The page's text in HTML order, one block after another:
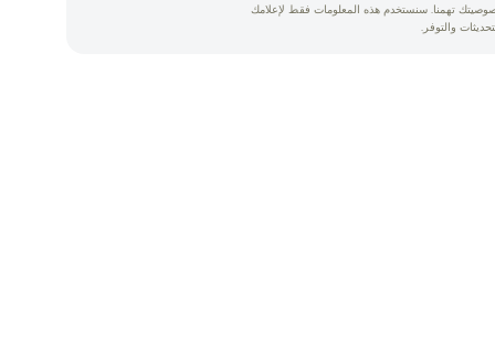
تهمنا. سنستخدم هذه المعلومات فقط لإعلامك
والتوفر.